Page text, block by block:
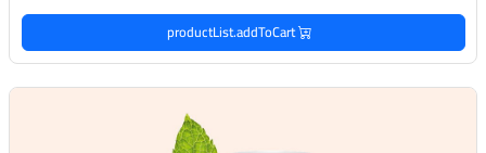
productList.addToCart